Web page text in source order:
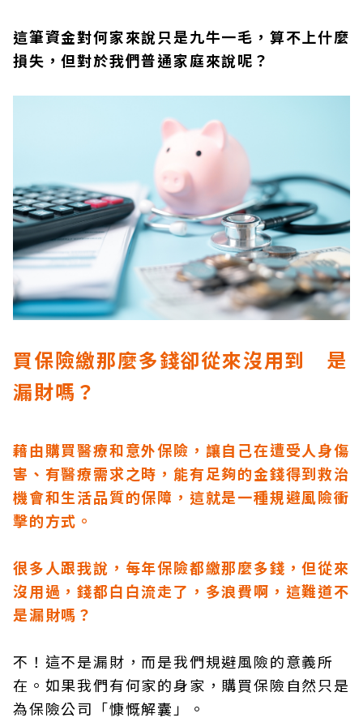
這筆資金對何家來說只是九牛一毛，算不上什麼
損失，但對於我們普通家庭來說呢？
買保險繳那麼多錢卻從來沒用到 是
漏財嗎？
藉由購買醫療和意外保險，讓自己在遭受人身傷
害、有醫療需求之時，能有足夠的金錢得到救治
機會和生活品質的保障，這就是一種規避風險衝
擊的方式。
很多人跟我說，每年保險都繳那麼多錢，但從來
沒用過，錢都白白流走了，多浪費啊，這難道不
是漏財嗎？
不！這不是漏財，而是我們規避風險的意義所
在。如果我們有何家的身家，購買保險自然只是
為保險公司「慷慨解囊」。